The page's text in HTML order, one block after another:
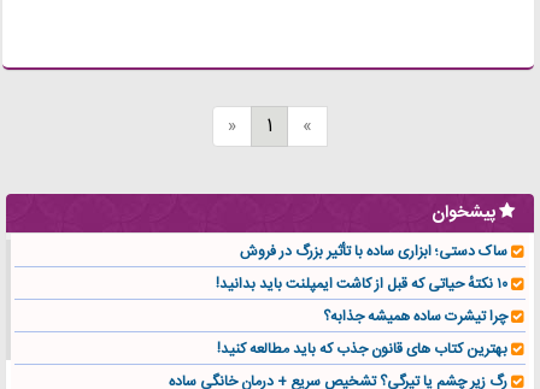
« 1 »
پیشخوان
ساک دستی؛ ابزاری ساده با تأثیر بزرگ در فروش
۱۰ نکتهٔ حیاتی که قبل از کاشت ایمپلنت باید بدانید!
چرا تیشرت ساده همیشه جذابه؟
بهترین کتاب های قانون جذب که باید مطالعه کنید!
رگ زیر چشم یا تیرگی؟ تشخیص سریع + درمان خانگی ساده